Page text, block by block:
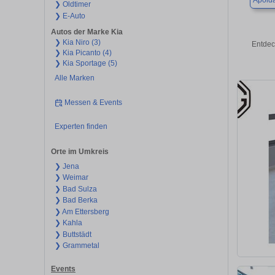
❯ Oldtimer
❯ E-Auto
Autos der Marke Kia
❯ Kia Niro (3)
❯ Kia Picanto (4)
❯ Kia Sportage (5)
Alle Marken
Messen & Events
Experten finden
Orte im Umkreis
❯ Jena
❯ Weimar
❯ Bad Sulza
❯ Bad Berka
❯ Am Ettersberg
❯ Kahla
❯ Buttstädt
❯ Grammetal
Events